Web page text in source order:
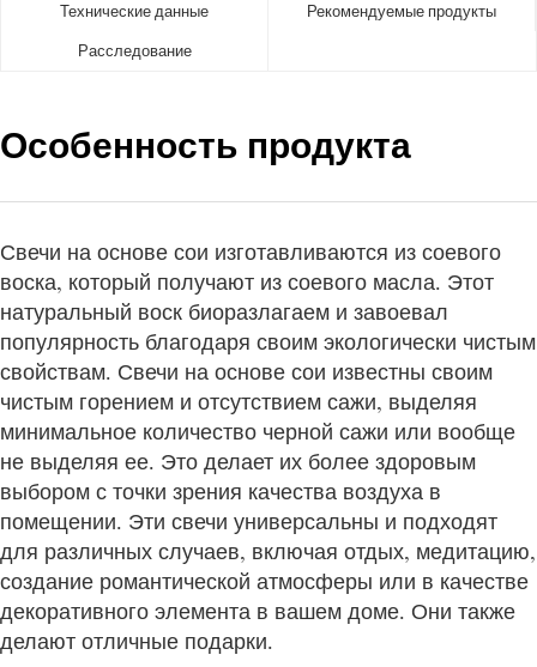
Технические данные Рекомендуемые продукты
Расследование
Особенность продукта
Свечи на основе сои изготавливаются из соевого
воска, который получают из соевого масла. Этот
натуральный воск биоразлагаем и завоевал
популярность благодаря своим экологически чистым
свойствам. Свечи на основе сои известны своим
чистым горением и отсутствием сажи, выделяя
минимальное количество черной сажи или вообще
не выделяя ее. Это делает их более здоровым
выбором с точки зрения качества воздуха в
помещении. Эти свечи универсальны и подходят
для различных случаев, включая отдых, медитацию,
создание романтической атмосферы или в качестве
декоративного элемента в вашем доме. Они также
делают отличные подарки.